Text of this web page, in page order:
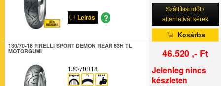
Leírás ?
Szállítási időt /
alternatívát kérek
Kosárba
130/70-18 PIRELLI SPORT DEMON REAR 63H TL
MOTORGUMI
130/70R18
46.520 ,- Ft
Jelenleg nincs
készleten